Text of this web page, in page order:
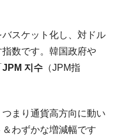
史。松山以前に最高位
原に次いで多く打っ
馬が稼いだ金額とは？
スケット化し、対ドル
数です。韓国政府や
JPM 지수 （JPM指
まり通貨高方向に動い
わずかな増減幅です